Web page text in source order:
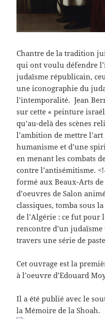
Chantre de la tradition
qui ont voulu défendre
judaïsme républicain,
une iconographie du
l’intemporalité. Jean
sur cette « peinture
qu’au-delà des scènes
l’ambition de mettre l’art
humanisme et d’une
en menant les combats
contre l’antisémitisme.
formé aux Beaux-Arts de
d’oeuvres de Salon
classiques, tomba sous
de l’Algérie : ce fut pour
rencontre d’un
travers une série de
Cet ouvrage est la
à l’oeuvre d’Edouard
Il a été publié avec le
la Mémoire de la Shoah.